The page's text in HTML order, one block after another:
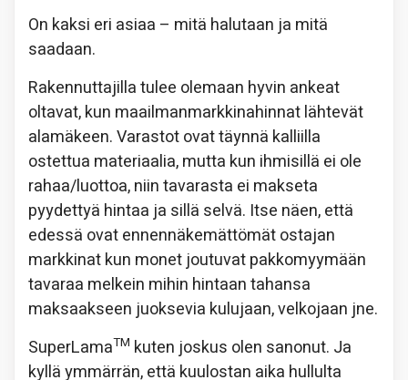
On kaksi eri asiaa – mitä halutaan ja mitä
saadaan.
Rakennuttajilla tulee olemaan hyvin ankeat
oltavat, kun maailmanmarkkinahinnat lähtevät
alamäkeen. Varastot ovat täynnä kalliilla
ostettua materiaalia, mutta kun ihmisillä ei ole
rahaa/luottoa, niin tavarasta ei makseta
pyydettyä hintaa ja sillä selvä. Itse näen, että
edessä ovat ennennäkemättömät ostajan
markkinat kun monet joutuvat pakkomyymään
tavaraa melkein mihin hintaan tahansa
maksaakseen juoksevia kulujaan, velkojaan jne.
SuperLamaTM kuten joskus olen sanonut. Ja
kyllä ymmärrän, että kuulostan aika hullulta